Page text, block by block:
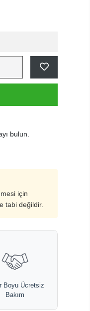
bulun.
için
tabi değildir.
Boyu Ücretsiz
Bakım